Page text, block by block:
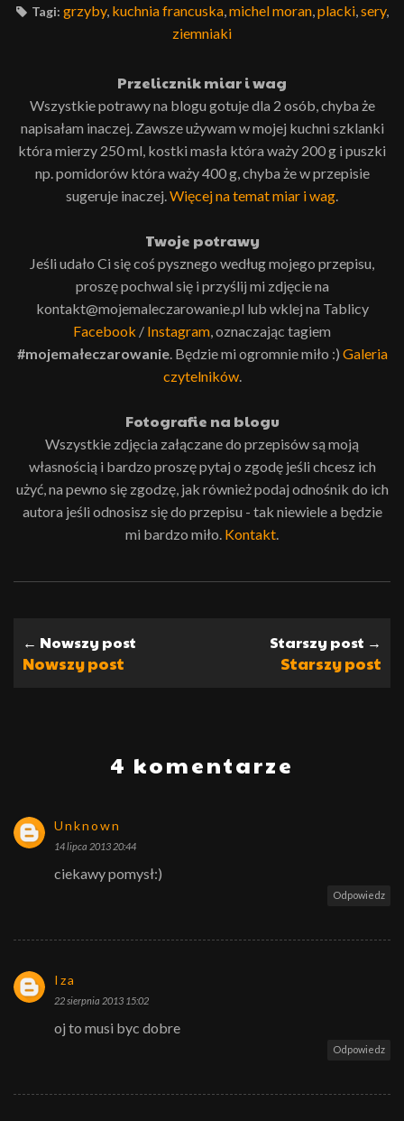
Tagi: grzyby, kuchnia francuska, michel moran, placki, sery,
ziemniaki
Przelicznik miar i wag
Wszystkie potrawy na blogu gotuje dla 2 osób, chyba że
napisałam inaczej. Zawsze używam w mojej kuchni szklanki
która mierzy 250 ml, kostki masła która waży 200 g i puszki
np. pomidorów która waży 400 g, chyba że w przepisie
sugeruje inaczej. Więcej na temat miar i wag
Twoje potrawy
Jeśli udało Ci się coś pysznego według mojego przepisu,
proszę pochwal się i przyślij mi zdjęcie na
kontakt@mojemaleczarowanie.pl lub wklej na Tablicy
Facebook / Instagram , oznaczając tagiem
#mojemałeczarowanie. Będzie mi ogromnie miło :) Galeria
czytelników.
Fotografie na blogu
Wszystkie zdjęcia załączane do przepisów są moją
własnością i bardzo proszę pytaj o zgodę jeśli chcesz ich
użyć, na pewno się zgodzę, jak również podaj odnośnik do ich
autora jeśli odnosisz się do przepisu - tak niewiele a będzie
mi bardzo miło. Kontakt
← Nowszy post
Nowszy post
Starszy post →
Starszy post
4 komentarze
Unknown
14 lipca 2013 20:44
ciekawy pomysł:)
Odpowiedz
Iza
22 sierpnia 2013 15:02
oj to musi byc dobre
Odpowiedz